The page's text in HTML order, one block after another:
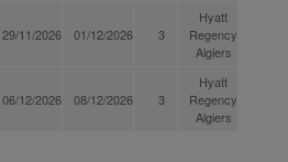
29/11/2026 01/12/2026 3
Hyatt
Regency
Algiers
06/12/2026 08/12/2026 3
Hyatt
Regency
Algiers